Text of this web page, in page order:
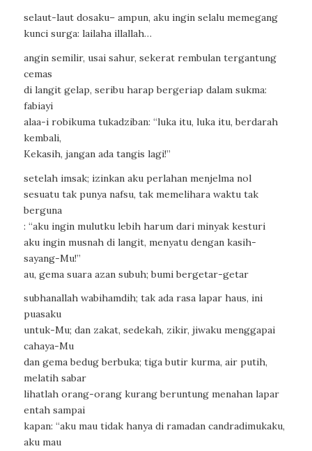
selaut-laut dosaku– ampun, aku ingin selalu memegang
kunci surga: lailaha illallah…
angin semilir, usai sahur, sekerat rembulan tergantung
cemas
di langit gelap, seribu harap bergeriap dalam sukma:
fabiayi
alaa-i robikuma tukadziban: “luka itu, luka itu, berdarah
kembali,
Kekasih, jangan ada tangis lagi!”
setelah imsak; izinkan aku perlahan menjelma nol
sesuatu tak punya nafsu, tak memelihara waktu tak
berguna
: “aku ingin mulutku lebih harum dari minyak kesturi
aku ingin musnah di langit, menyatu dengan kasih-
sayang-Mu!”
au, gema suara azan subuh; bumi bergetar-getar
subhanallah wabihamdih; tak ada rasa lapar haus, ini
puasaku
untuk-Mu; dan zakat, sedekah, zikir, jiwaku menggapai
cahaya-Mu
dan gema bedug berbuka; tiga butir kurma, air putih,
melatih sabar
lihatlah orang-orang kurang beruntung menahan lapar
entah sampai
kapan: “aku mau tidak hanya di ramadan candradimukaku,
aku mau